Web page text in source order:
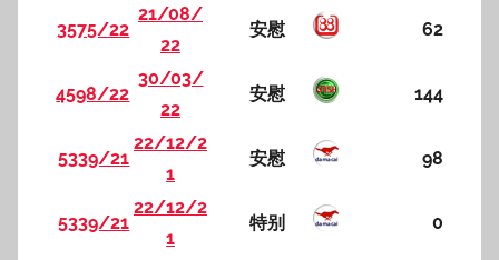
3575/22
21/08/
22
安慰 62
4598/22
30/03/
22
安慰 144
5339/21
22/12/2
1
安慰 98
5339/21
22/12/2
1
特别 0